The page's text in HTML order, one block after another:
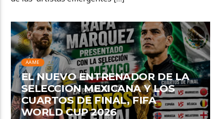
AAME
EL NUEVO ENTRENADOR DE LA
SELECCION MEXICANA Y LOS
CUARTOS DE FINAL, FIFA
WORLD CUP 2026